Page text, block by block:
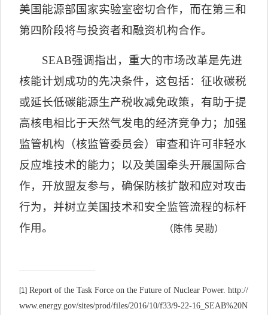
美国能源部国家实验室密切合作，而在第三和
第四阶段将与投资者和融资机构合作。
SEAB强调指出，重大的市场改革是先进
核能计划成功的先决条件，这包括：征收碳税
或延长低碳能源生产税收减免政策，有助于提
高核电相比于天然气发电的经济竞争力；加强
监管机构（核监管委员会）审查和许可非轻水
反应堆技术的能力；以及美国牵头开展国际合
作，开放盟友参与，确保防核扩散和应对攻击
行为，并树立美国技术和安全监管流程的标杆
作用。
（ 陈伟 吴勘）
[1] Report of the Task Force on the Future of Nuclear Power. http://
www.energy.gov/sites/prod/files/2016/10/f33/9-22-16_SEAB%20N